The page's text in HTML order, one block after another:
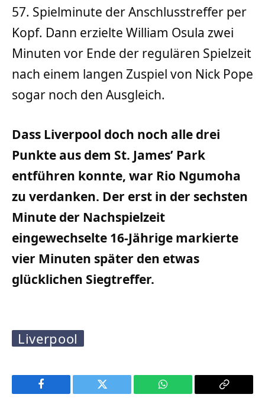
57. Spielminute der Anschlusstreffer per
Kopf. Dann erzielte William Osula zwei
Minuten vor Ende der regulären Spielzeit
nach einem langen Zuspiel von Nick Pope
sogar noch den Ausgleich.
Dass Liverpool doch noch alle drei
Punkte aus dem St. James’ Park
entführen konnte, war Rio Ngumoha
zu verdanken. Der erst in der sechsten
Minute der Nachspielzeit
eingewechselte 16-Jährige markierte
vier Minuten später den etwas
glücklichen Siegtreffer.
Liverpool
Facebook Twitter WhatsApp
Copy